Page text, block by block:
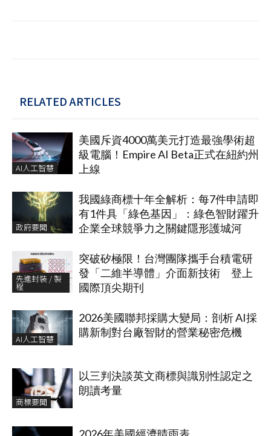
RELATED ARTICLES
AI人工智慧
美國斥資4000萬美元打造最強學術超
級電腦！Empire AI Beta正式在紐約州
上線
政府要聞
我國綠商標十年全解析：每7件申請即
有1件具「綠色基因」：綠色智財躍升
企業全球競爭力之關鍵隱形護城河
先進封裝 / 製
程
突破矽極限！台灣團隊攜手台積電研
發「二維半導體」介面新技術 登上
國際頂尖期刊
AI人工智慧
2026美國聯邦採購大變局：剖析 AI採
購新制對台廠智財的營業秘密危機
商標要聞
以三判決談英文商標與識別性認定之
朗讀考量